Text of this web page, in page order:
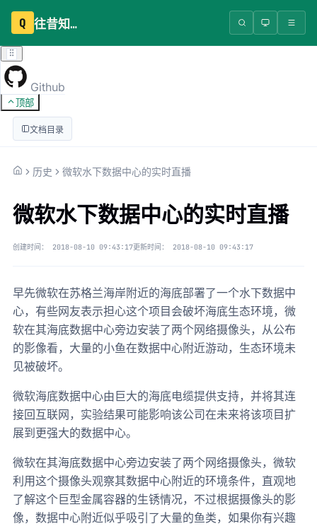
Q 往昔知识库
Github
顶部
文档目录
历史 微软水下数据中心的实时直播
微软水下数据中心的实时直播
创建时间： 2018-08-10 09:43:17更新时间： 2018-08-10 09:43:17
早先微软在苏格兰海岸附近的海底部署了一个水下数据中
心，有些网友表示担心这个项目会破坏海底生态环境，微
软在其海底数据中心旁边安装了两个网络摄像头，从公布
的影像看，大量的小鱼在数据中心附近游动，生态环境未
见被破坏。
微软海底数据中心由巨大的海底电缆提供支持，并将其连
接回互联网，实验结果可能影响该公司在未来将该项目扩
展到更强大的数据中心。
微软在其海底数据中心旁边安装了两个网络摄像头，微软
利用这个摄像头观察其数据中心附近的环境条件，直观地
了解这个巨型金属容器的生锈情况，不过根据摄像头的影
像，数据中心附近似乎吸引了大量的鱼类，如果你有兴趣